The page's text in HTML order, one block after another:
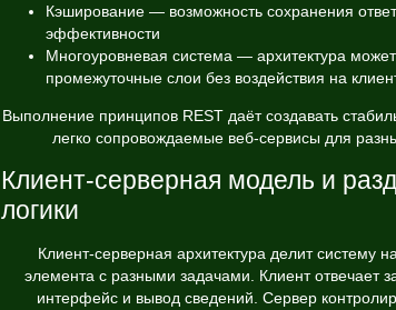
Кэширование — возможность сохранения
эффективности
Многоуровневая система — архитектура
промежуточные слои без воздействия на
Выполнение принципов REST даёт создавать
легко сопровождаемые веб-сервисы для
Клиент-серверная модель и
логики
Клиент-серверная архитектура делит систему
элемента с разными задачами. Клиент отвечает
интерфейс и вывод сведений. Сервер